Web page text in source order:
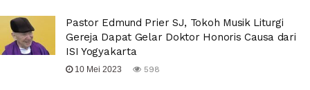
Pastor Edmund Prier SJ, Tokoh Musik Liturgi
Gereja Dapat Gelar Doktor Honoris Causa dari
ISI Yogyakarta
10 Mei 2023 598